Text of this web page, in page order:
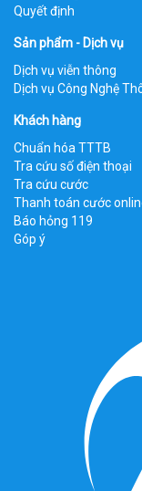
Quyết định
Sản phẩm - Dịch vụ
Dịch vụ viễn thông
Dịch vụ Công Nghệ
Khách hàng
Chuẩn hóa TTTB
Tra cứu số điện thoại
Tra cứu cước
Thanh toán cước
Báo hỏng 119
Góp ý